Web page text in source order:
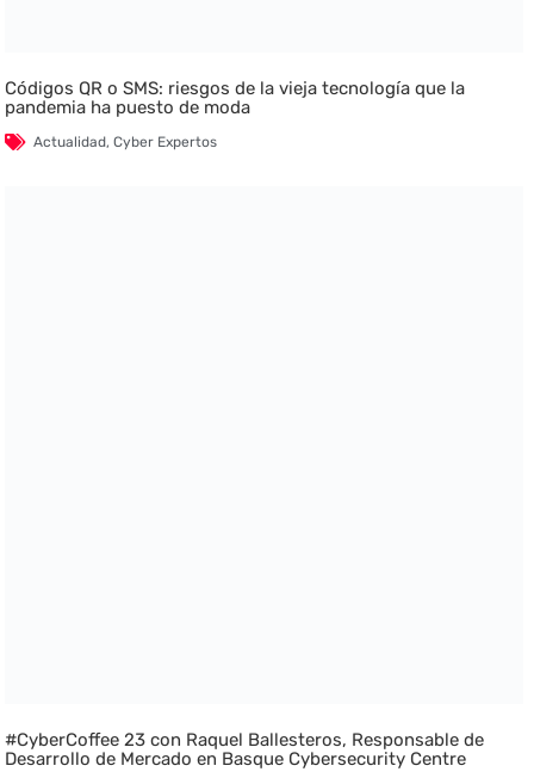
Códigos QR o SMS: riesgos de la vieja tecnología que la
pandemia ha puesto de moda
Actualidad,Cyber Expertos
#CyberCoffee 23 con Raquel Ballesteros, Responsable de
Desarrollo de Mercado en Basque Cybersecurity Centre